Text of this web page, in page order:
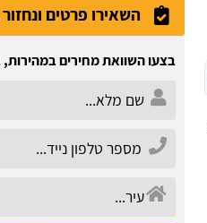
השאירו פרטים
בצעו השוואת מחירים במהירות,